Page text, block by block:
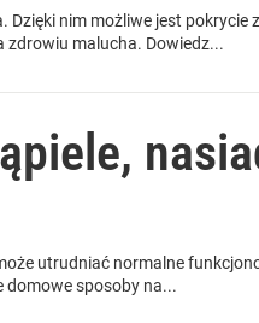
Dzięki nim możliwe jest pokrycie
zdrowiu malucha. Dowiedz...
utrudniać normalne
domowe sposoby na...